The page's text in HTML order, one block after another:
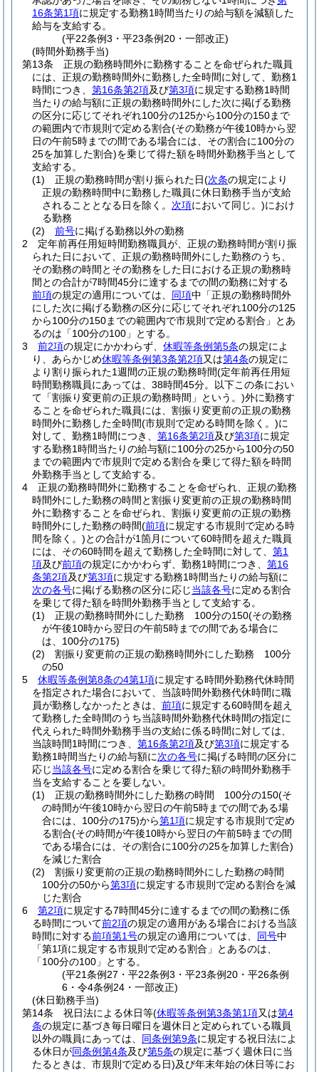
16条第1項に規定する勤務1時間当たりの給与額を減額した
給与を支給する。
(平22条例3・平23条例20・一部改正)
(時間外勤務手当)
第13条
正規の勤務時間外に勤務することを命ぜられた職員
には、正規の勤務時間外に勤務した全時間に対して、勤務1
時間につき、 第16条第2項及び第3項に規定する勤務1時間
当たりの給与額に正規の勤務時間外にした次に掲げる勤務
の区分に応じてそれぞれ100分の125から100分の150まで
の範囲内で市規則で定める割合(その勤務が午後10時から翌
日の午前5時までの間である場合には、その割合に100分の
25を加算した割合)を乗じて得た額を時間外勤務手当として
支給する。
(1)
正規の勤務時間が割り振られた日(次条の規定により
正規の勤務時間中に勤務した職員に休日勤務手当が支給
されることとなる日を除く。 次項において同じ。)におけ
る勤務
(2)
前号に掲げる勤務以外の勤務
2
定年前再任用短時間勤務職員が、正規の勤務時間が割り振
られた日において、正規の勤務時間外にした勤務のうち、
その勤務の時間とその勤務をした日における正規の勤務時
間との合計が7時間45分に達するまでの間の勤務に対する
前項の規定の適用については、 同項中「正規の勤務時間外
にした次に掲げる勤務の区分に応じてそれぞれ100分の125
から100分の150までの範囲内で市規則で定める割合」とあ
るのは「100分の100」とする。
3
前2項の規定にかかわらず、 休暇等条例第5条の規定によ
り、あらかじめ休暇等条例第3条第2項又は第4条の規定に
より割り振られた1週間の正規の勤務時間(定年前再任用短
時間勤務職員にあっては、38時間45分。以下この条におい
て「割振り変更前の正規の勤務時間」という。)外に勤務す
ることを命ぜられた職員には、割振り変更前の正規の勤務
時間外に勤務した全時間(市規則で定める時間を除く。)に
対して、勤務1時間につき、 第16条第2項及び第3項に規定
する勤務1時間当たりの給与額に100分の25から100分の50
までの範囲内で市規則で定める割合を乗じて得た額を時間
外勤務手当として支給する。
4
正規の勤務時間外に勤務することを命ぜられ、正規の勤務
時間外にした勤務の時間と割振り変更前の正規の勤務時間
外に勤務することを命ぜられ、割振り変更前の正規の勤務
時間外にした勤務の時間(前項に規定する市規則で定める時
間を除く。)との合計が1箇月について60時間を超えた職員
には、その60時間を超えて勤務した全時間に対して、 第1
項及び前項の規定にかかわらず、勤務1時間につき、 第16
条第2項及び第3項に規定する勤務1時間当たりの給与額に
次の各号に掲げる勤務の区分に応じ当該各号に定める割合
を乗じて得た額を時間外勤務手当として支給する。
(1)
正規の勤務時間外にした勤務 100分の150(その勤務
が午後10時から翌日の午前5時までの間である場合に
は、100分の175)
(2)
割振り変更前の正規の勤務時間外にした勤務 100分
の50
5
休暇等条例第8条の4第1項に規定する時間外勤務代休時間
を指定された場合において、当該時間外勤務代休時間に職
員が勤務しなかったときは、 前項に規定する60時間を超え
て勤務した全時間のうち当該時間外勤務代休時間の指定に
代えられた時間外勤務手当の支給に係る時間に対しては、
当該時間1時間につき、 第16条第2項及び第3項に規定する
勤務1時間当たりの給与額に次の各号に掲げる時間の区分に
応じ当該各号に定める割合を乗じて得た額の時間外勤務手
当を支給することを要しない。
(1)
正規の勤務時間外にした勤務の時間 100分の150(そ
の時間が午後10時から翌日の午前5時までの間である場
合には、100分の175)から第1項に規定する市規則で定め
る割合(その時間が午後10時から翌日の午前5時までの間
である場合には、その割合に100分の25を加算した割合)
を減じた割合
(2)
割振り変更前の正規の勤務時間外にした勤務の時間
100分の50から第3項に規定する市規則で定める割合を減
じた割合
6
第2項に規定する7時間45分に達するまでの間の勤務に係
る時間について前2項の規定の適用がある場合における当該
時間に対する前項第1号の規定の適用については、 同号中
「第1項に規定する市規則で定める割合」とあるのは、
「100分の100」とする。
(平21条例27・平22条例3・平23条例20・平26条例
6・令4条例24・一部改正)
(休日勤務手当)
第14条
祝日法による休日等(休暇等条例第3条第1項又は第4
条の規定に基づき毎日曜日を週休日と定められている職員
以外の職員にあっては、 同条例第9条に規定する祝日法によ
る休日が同条例第4条及び第5条の規定に基づく週休日に当
たるときは、市規則で定める日)及び年末年始の休日等にお